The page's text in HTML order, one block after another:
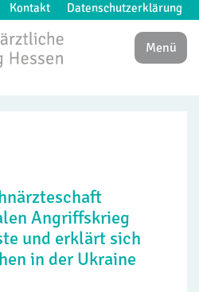
Kontakt Datenschutzerklärung
Menü
Angriffskrieg
und erklärt sich
in der Ukraine